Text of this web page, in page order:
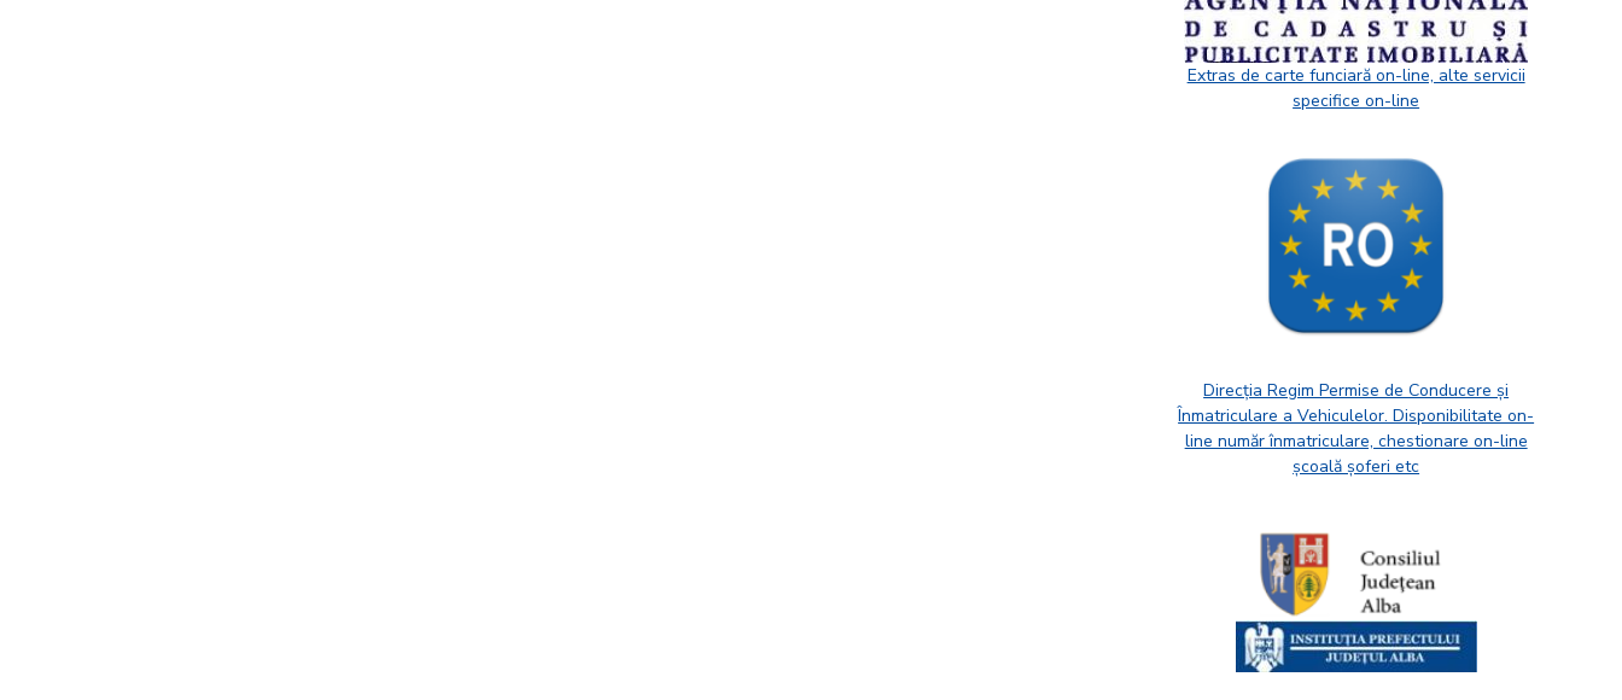
Extras de carte funciară on-line, alte servicii
specifice on-line
Direcția Regim Permise de Conducere și
Înmatriculare a Vehiculelor. Disponibilitate on-
line număr înmatriculare, chestionare on-line
școală șoferi etc